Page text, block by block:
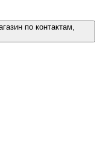
по контактам,